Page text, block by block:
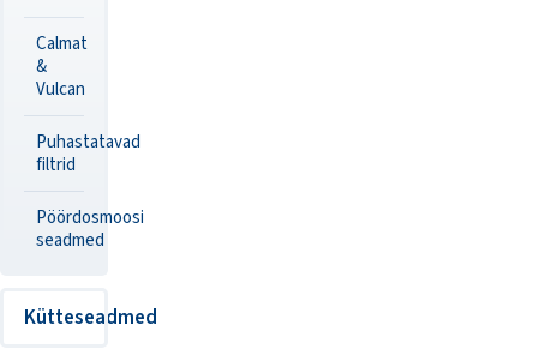
Calmat
&
Vulcan
Puhastatavad
filtrid
Pöördosmoosi
seadmed
Kütteseadmed